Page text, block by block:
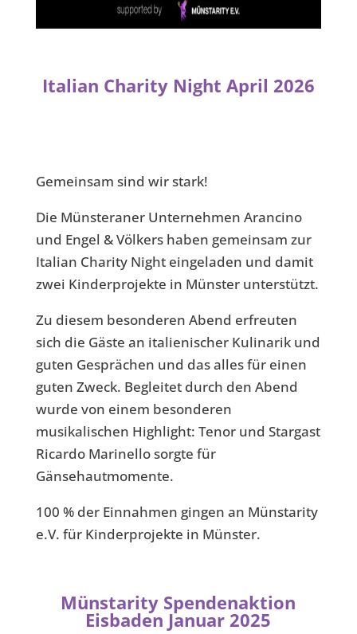
Italian Charity Night April 2026
Gemeinsam sind wir stark!
Die Münsteraner Unternehmen Arancino
und Engel & Völkers haben gemeinsam zur
Italian Charity Night eingeladen und damit
zwei Kinderprojekte in Münster unterstützt.
Zu diesem besonderen Abend erfreuten
sich die Gäste an italienischer Kulinarik und
guten Gesprächen und das alles für einen
guten Zweck. Begleitet durch den Abend
wurde von einem besonderen
musikalischen Highlight: Tenor und Stargast
Ricardo Marinello sorgte für
Gänsehautmomente.
100 % der Einnahmen gingen an Münstarity
e.V. für Kinderprojekte in Münster.
Münstarity Spendenaktion
Eisbaden Januar 2025